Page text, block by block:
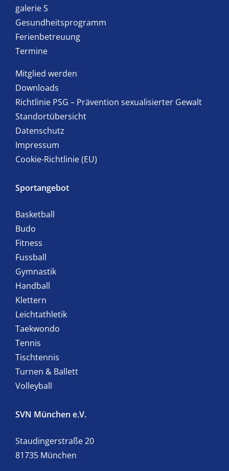
galerie S
Gesundheitsprogramm
Ferienbetreuung
Termine
Mitglied werden
Downloads
Richtlinie PSG – Prävention sexualisierter Gewalt
Standortübersicht
Datenschutz
Impressum
Cookie-Richtlinie (EU)
Sportangebot
Basketball
Budo
Fitness
Fussball
Gymnastik
Handball
Klettern
Leichtathletik
Taekwondo
Tennis
Tischtennis
Turnen & Ballett
Volleyball
SVN München e.V.
Staudingerstraße 20
81735 München